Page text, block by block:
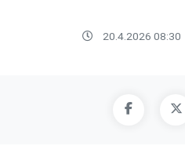
20.4.2026 08:30